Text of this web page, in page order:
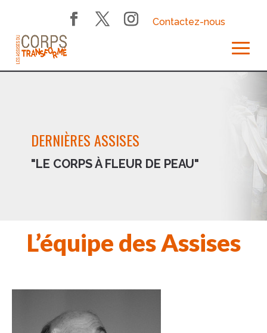
Contactez-nous
DERNIÈRES ASSISES
"LE CORPS À FLEUR DE PEAU"
L’équipe des Assises